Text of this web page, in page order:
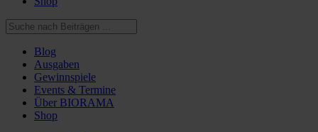
Blog
Ausgaben
Gewinnspiele
Events & Termine
Über BIORAMA
Shop